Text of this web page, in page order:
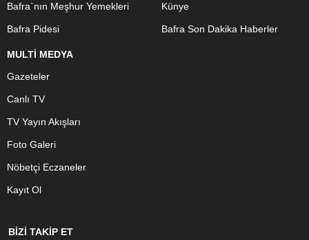
Bafra`nın Meşhur Yemekleri
Bafra Pidesi
Künye
Bafra Son Dakika Haberler
MULTİ MEDYA
Gazeteler
Canlı TV
TV Yayın Akışları
Foto Galeri
Nöbetçi Eczaneler
Kayıt Ol
BİZİ TAKİP ET